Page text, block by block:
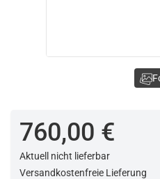
760,00 €
Aktuell nicht lieferbar
Versandkostenfreie Lieferung